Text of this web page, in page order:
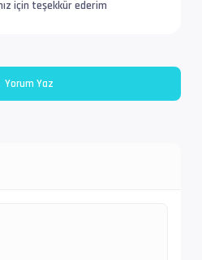
için teşekkür ederim
Yorum Yaz